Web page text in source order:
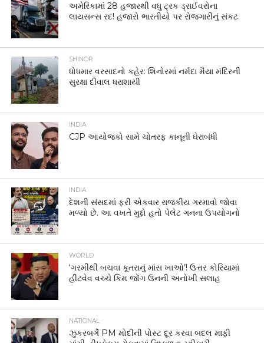
અમેરિકામાં 28 હજારથી વધુ ટ્રક ડ્રાઈવરોના
લાયસન્સ રદ! હજારો ભારતીયો પર રોજગારીનું સંકટ
SHINOR
ધોધમાર વરસાદનો કહેર: શિનોરમાં નર્મદા મૈયા મંદિરની
સુરક્ષા દીવાલ ધરાશાયી
INDIA
CJP આયોજકો સામે ચોતરફ કાનૂની ઘેરાબંધી
INDIA
દેશની સંસદમાં ફરી એકવાર રાજકીય ગરમાવો જોવા
મળ્યો છે. આ વખતે મુદ્દો હતો પેલેટ ગનના ઉપયોગનો
WORLD
‘ગરમીથી બચવા કૂતરાનું માંસ ખાઓ’! ઉત્તર કોરિયામાં
હીટવેવ વચ્ચે કિમ જોંગ ઉનની અનોખી સલાહ
NATIONAL
ઝુકરબર્ગે PM મોદીની પોસ્ટ દૂર કરવા બદલ માફી